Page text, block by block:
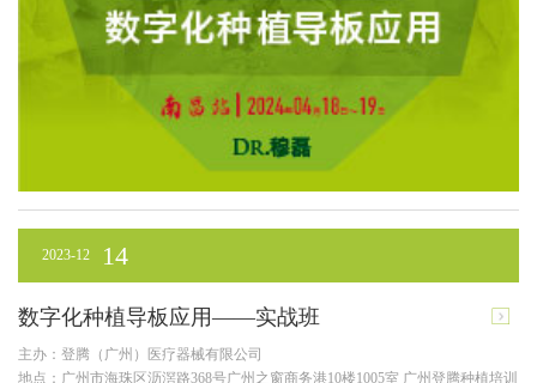
2023-12 14
数字化种植导板应用——实战班
主办：登腾（广州）医疗器械有限公司
地点：广州市海珠区沥滘路368号广州之窗商务港10楼1005室 广州登腾种植培训